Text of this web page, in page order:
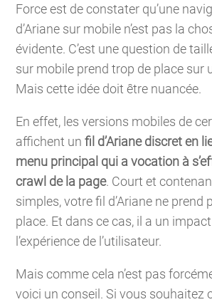
Force est de constater qu’une
d’Ariane sur mobile n’est pas la
évidente. C’est une question de
sur mobile prend trop de place sur
Mais cette idée doit être nuancée.
En effet, les versions mobiles de
affichent unfil d’Ariane discret en
menu principal qui a vocation à
crawl de la page. Court et
simples, votre fil d’Ariane ne prend
place. Et dans ce cas, il a un
l’expérience de l’utilisateur.
Mais comme cela n’est pas
voici un conseil. Si vous souhaitez